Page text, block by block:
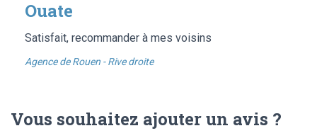
Ouate
Satisfait, recommander à mes voisins
Agence de Rouen - Rive droite
Vous souhaitez ajouter un avis ?